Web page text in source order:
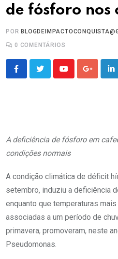
de fósforo nos
POR
0 COMENTÁRIOS
YoutubeGoogle+
A deficiência de fósforo em
condições normais
A condição climática de déficit
setembro, induziu a deficiência
enquanto que temperaturas
associadas a um período de
primavera, promoveram, neste
Pseudomonas.